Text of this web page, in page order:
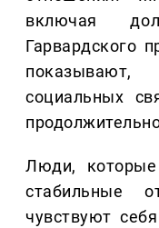
включая
Гарвардского
социальных
Люди,
стабильные
чувствуют